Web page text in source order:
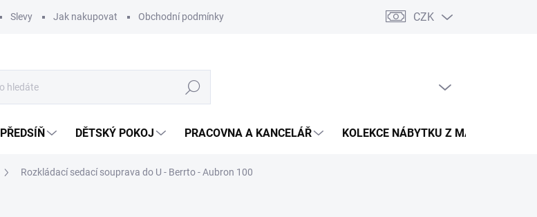
Slevy Jak nakupovat Obchodní podmínky Podmínky ochrany osobních údajů Pojištění zásilky
CZK
Hledat
PŘEDSÍŇ DĚTSKÝ POKOJ PRACOVNA A KANCELÁŘ KOLEKCE NÁBYTKU Z MASIVU
Rozkládací sedací souprava do U - Berrto - Aubron 100